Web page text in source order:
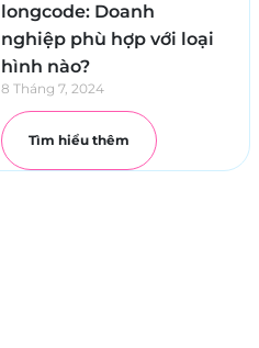
longcode: Doanh
nghiệp phù hợp với loại
hình nào?
8 Tháng 7, 2024
Tìm hiểu thêm